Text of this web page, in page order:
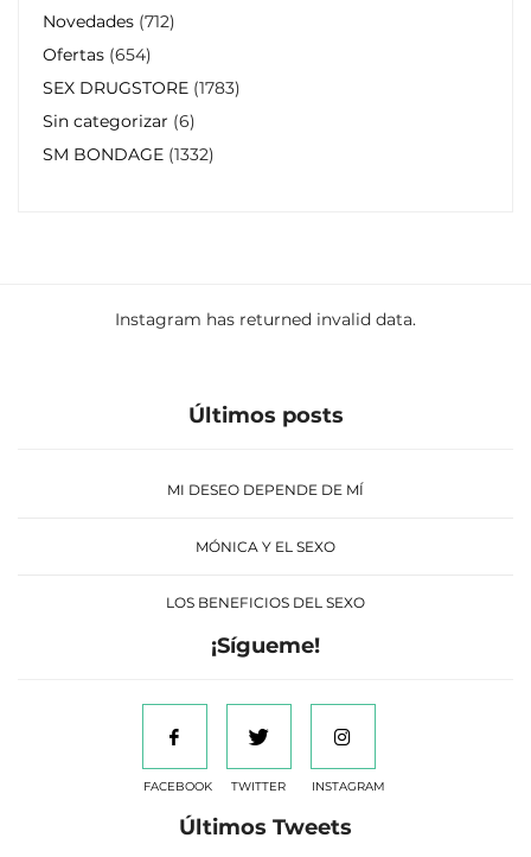
Novedades 712
Ofertas 654
SEX DRUGSTORE 1783
Sin categorizar 6
SM BONDAGE 1332
Instagram has returned invalid data.
Últimos posts
MI DESEO DEPENDE DE MÍ
MÓNICA Y EL SEXO
LOS BENEFICIOS DEL SEXO
¡Sígueme!
FACEBOOK TWITTER INSTAGRAM
Últimos Tweets